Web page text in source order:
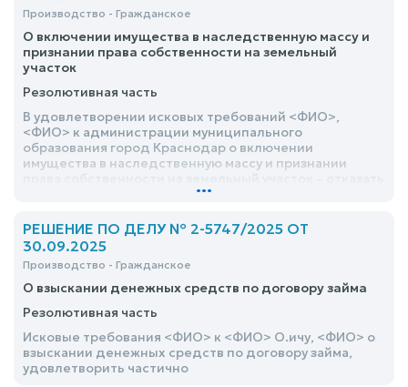
Производство - Гражданское
О включении имущества в наследственную массу и
признании права собственности на земельный
участок
Резолютивная часть
В удовлетворении исковых требований <ФИО>,
<ФИО> к администрации муниципального
образования город Краснодар о включении
имущества в наследственную массу и признании
...
РЕШЕНИЕ ПО ДЕЛУ № 2-5747/2025 ОТ
30.09.2025
Производство - Гражданское
О взыскании денежных средств по договору займа
Резолютивная часть
Исковые требования <ФИО> к <ФИО> О.ичу, <ФИО> о
взыскании денежных средств по договору займа,
удовлетворить частично